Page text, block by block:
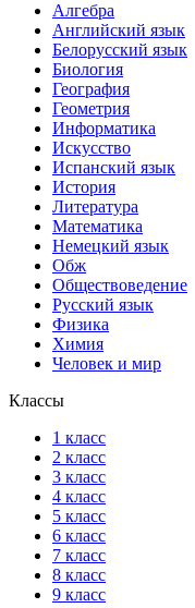
Алгебра
Английский язык
Белорусский язык
Биология
География
Геометрия
Информатика
Искусство
Испанский язык
История
Литература
Математика
Немецкий язык
Обж
Обществоведение
Русский язык
Физика
Химия
Человек и мир
Классы
1 класс
2 класс
3 класс
4 класс
5 класс
6 класс
7 класс
8 класс
9 класс